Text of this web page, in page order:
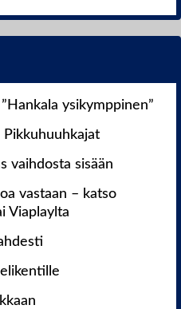
ysikymppinen”
Pikkuhuuhkajat
vaihdosta sisään
vastaan – katso
Viaplaylta